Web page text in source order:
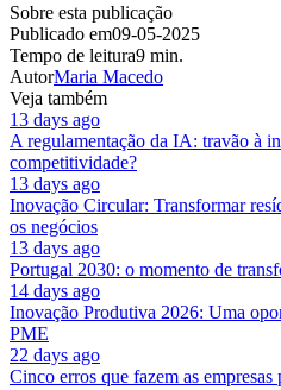
Sobre esta publicação
Publicado em09-05-2025
Tempo de leitura9 min.
AutorMaria Macedo
Veja também
13 days ago
A regulamentação da IA: travão à
competitividade?
13 days ago
Inovação Circular: Transformar
os negócios
13 days ago
Portugal 2030: o momento de
14 days ago
Inovação Produtiva 2026: Uma
PME
22 days ago
Cinco erros que fazem as